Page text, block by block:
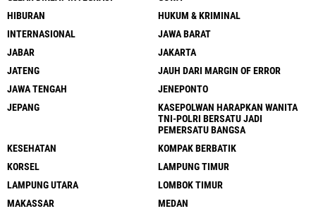
HIBURAN
HUKUM & KRIMINAL
INTERNASIONAL
JAWA BARAT
JABAR
JAKARTA
JATENG
JAUH DARI MARGIN OF ERROR
JAWA TENGAH
JENEPONTO
JEPANG
KASEPOLWAN HARAPKAN WANITA
TNI-POLRI BERSATU JADI
PEMERSATU BANGSA
KESEHATAN
KOMPAK BERBATIK
KORSEL
LAMPUNG TIMUR
LAMPUNG UTARA
LOMBOK TIMUR
MAKASSAR
MEDAN